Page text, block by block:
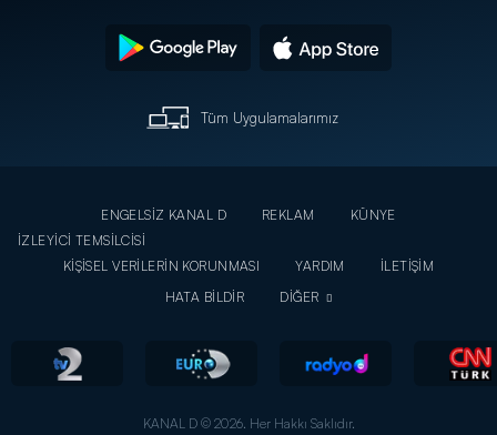
Tüm Uygulamalarımız
ENGELSİZ KANAL D REKLAM
KÜNYE
İZLEYİCİ TEMSİLCİSİ
KİŞİSEL VERİLERİN KORUNMASI
YARDIM
İLETİŞİM
HATA BİLDİR
DİĞER
KANAL D © 2026. Her Hakkı Saklıdır.